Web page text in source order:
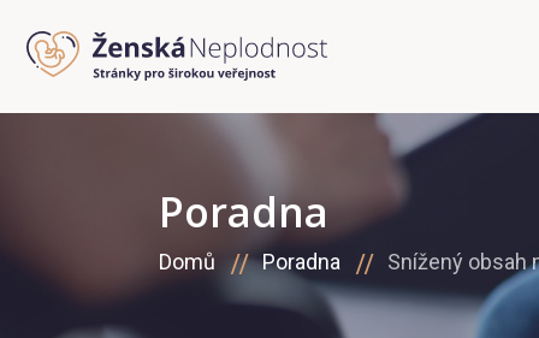
Poradna
Domů Poradna Snížený obsah